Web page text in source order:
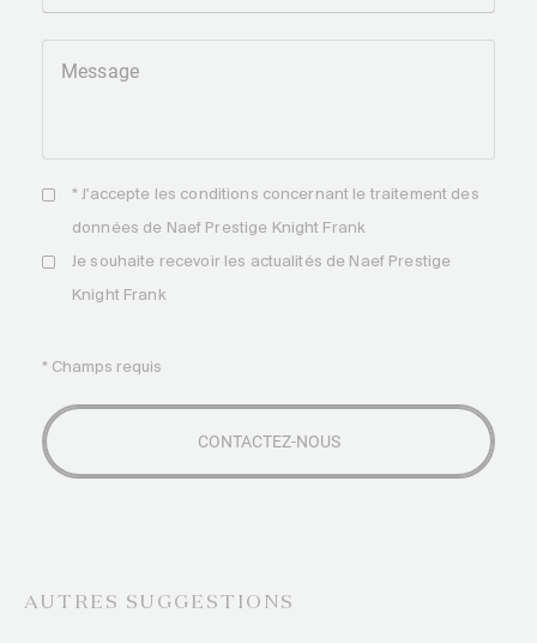
Message
* J'accepte les conditions concernant le traitement des
données de Naef Prestige Knight Frank
Je souhaite recevoir les actualités de Naef Prestige
Knight Frank
* Champs requis
AUTRES SUGGESTIONS